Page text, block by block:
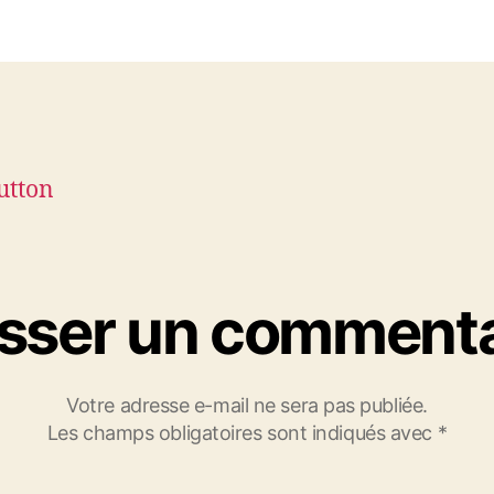
un
Votre adresse e-mail ne sera pas publiée.
Les champs obligatoires sont indiqués avec *